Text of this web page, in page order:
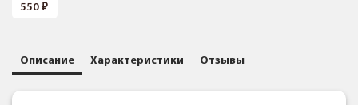
550
Описание Характеристики Отзывы